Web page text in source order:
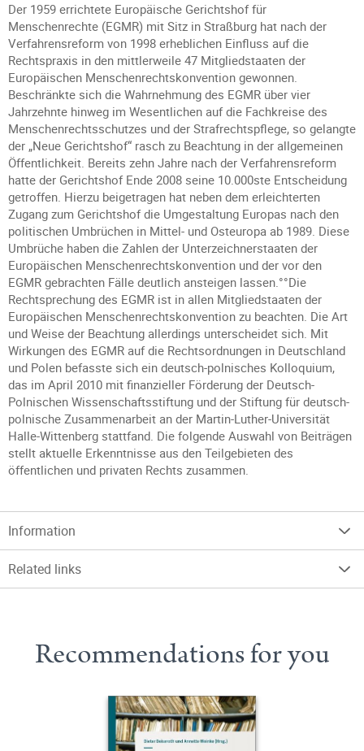
Der 1959 errichtete Europäische Gerichtshof für
Menschenrechte (EGMR) mit Sitz in Straßburg hat nach der
Verfahrensreform von 1998 erheblichen Einfluss auf die
Rechtspraxis in den mittlerweile 47 Mitgliedstaaten der
Europäischen Menschenrechtskonvention gewonnen.
Beschränkte sich die Wahrnehmung des EGMR über vier
Jahrzehnte hinweg im Wesentlichen auf die Fachkreise des
Menschenrechtsschutzes und der Strafrechtspflege, so gelangte
der „Neue Gerichtshof“ rasch zu Beachtung in der allgemeinen
Öffentlichkeit. Bereits zehn Jahre nach der Verfahrensreform
hatte der Gerichtshof Ende 2008 seine 10.000ste Entscheidung
getroffen. Hierzu beigetragen hat neben dem erleichterten
Zugang zum Gerichtshof die Umgestaltung Europas nach den
politischen Umbrüchen in Mittel- und Osteuropa ab 1989. Diese
Umbrüche haben die Zahlen der Unterzeichnerstaaten der
Europäischen Menschenrechtskonvention und der vor den
EGMR gebrachten Fälle deutlich ansteigen lassen.°°Die
Rechtsprechung des EGMR ist in allen Mitgliedstaaten der
Europäischen Menschenrechtskonvention zu beachten. Die Art
und Weise der Beachtung allerdings unterscheidet sich. Mit
Wirkungen des EGMR auf die Rechtsordnungen in Deutschland
und Polen befasste sich ein deutsch-polnisches Kolloquium,
das im April 2010 mit finanzieller Förderung der Deutsch-
Polnischen Wissenschaftsstiftung und der Stiftung für deutsch-
polnische Zusammenarbeit an der Martin-Luther-Universität
Halle-Wittenberg stattfand. Die folgende Auswahl von Beiträgen
stellt aktuelle Erkenntnisse aus den Teilgebieten des
öffentlichen und privaten Rechts zusammen.
Information
Related links
Recommendations for you